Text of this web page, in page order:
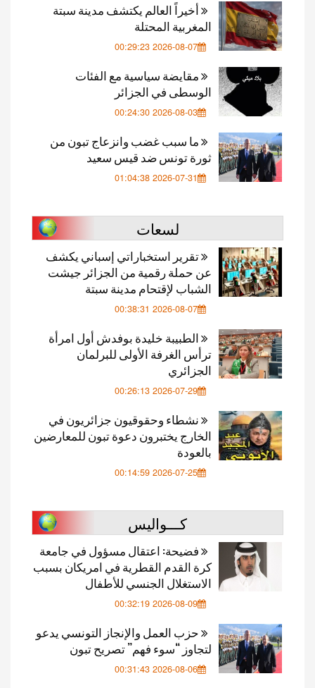
أخيراً العالم يكتشف مدينة سبتة
المغربية المحتلة
2026-08-07 00:29:23
مقايضة سياسية مع الفئات
الوسطى في الجزائر
2026-08-03 00:24:30
ما سبب غضب وانزعاج تبون من
ثورة تونس ضد قيس سعيد
2026-07-31 01:04:38
لسعات
تقرير استخباراتي إسباني يكشف
عن حملة رقمية من الجزائر جيشت
الشباب لإقتحام مدينة سبتة
2026-08-07 00:38:31
الطبيبة خليدة بوفدش أول امرأة
ترأس الغرفة الأولى للبرلمان
الجزائري
2026-07-29 00:26:13
نشطاء وحقوقيون جزائريون في
الخارج يختبرون دعوة تبون للمعارضين
بالعودة
2026-07-25 00:14:59
كـــواليس
فضيحة: اعتقال مسؤول في جامعة
كرة القدم القطرية في امريكان بسبب
الاستغلال الجنسي للأطفال
2026-08-09 00:32:19
حزب العمل والإنجاز التونسي يدعو
لتجاوز “سوء فهم” تصريح تبون
2026-08-06 00:31:43